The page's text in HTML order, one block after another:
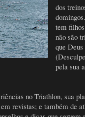
dos
tem
não são
que
pela sua
no Triathlon, sua
revistas; e também de